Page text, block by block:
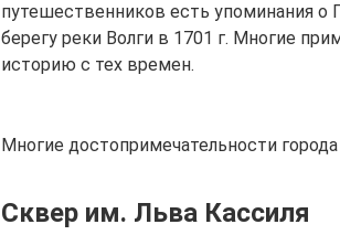
путешественников есть упоминания
берегу реки Волги в 1701 г. Многие
историю с тех времен.
Многие достопримечательности
Сквер им. Льва Кассиля